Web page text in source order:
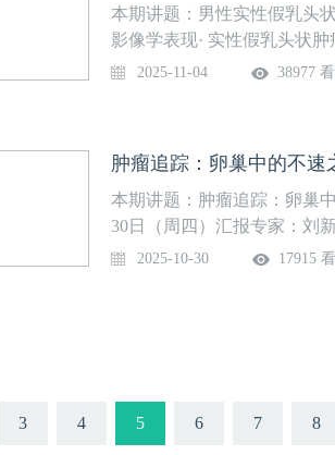
及日程：
本期讲题：男性实性假乳头
影像学表现· 实性假乳头状
诊疗方案上线时间：2025年
2025-11-04 38977
本期讲题：肿瘤追踪：卵巢
30日（周四）汇报专家：刘
主治医师 北京协和医院放射
2025-10-30 17915
3 4 5 6 7 8